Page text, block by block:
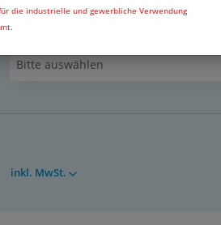
die industrielle und gewerbliche Verwendung
für Baureihe
Bitte auswählen
inkl. MwSt.